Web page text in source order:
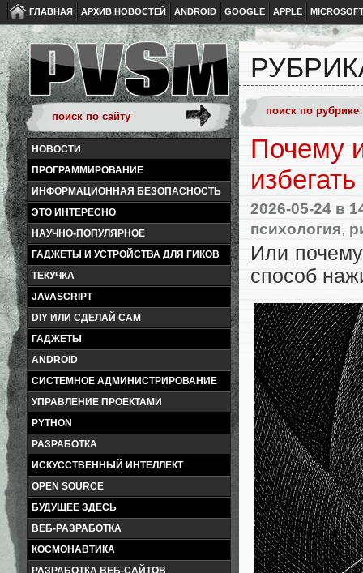
ГЛАВНАЯ АРХИВ НОВОСТЕЙ ANDROID GOOGLE APPLE
НОВОСТИ
ПРОГРАММИРОВАНИЕ
ИНФОРМАЦИОННАЯ БЕЗОПАСНОСТЬ
ЭТО ИНТЕРЕСНО
НАУЧНО-ПОПУЛЯРНОЕ
ГАДЖЕТЫ И УСТРОЙСТВА ДЛЯ ГИКОВ
ТЕКУЧКА
JAVASCRIPT
DIY ИЛИ СДЕЛАЙ САМ
ГАДЖЕТЫ
ANDROID
СИСТЕМНОЕ АДМИНИСТРИРОВАНИЕ
УПРАВЛЕНИЕ ПРОЕКТАМИ
PYTHON
РАЗРАБОТКА
ИСКУССТВЕННЫЙ ИНТЕЛЛЕКТ
OPEN SOURCE
БУДУЩЕЕ ЗДЕСЬ
ВЕБ-РАЗРАБОТКА
КОСМОНАВТИКА
РАЗРАБОТКА ВЕБ-САЙТОВ
Почему
2026-05-24 в
психология,
Или
способ